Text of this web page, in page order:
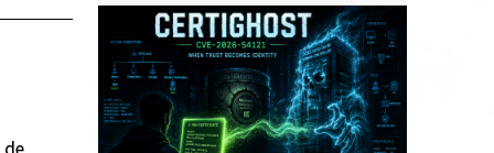
de
discreción, comunicaciones cifradas y la
garantía de que ningún servicio será
demasiado difícil para los talentos que
pueden ser contratados desde la plataforma.
En el sitio se asegura de que Lista de